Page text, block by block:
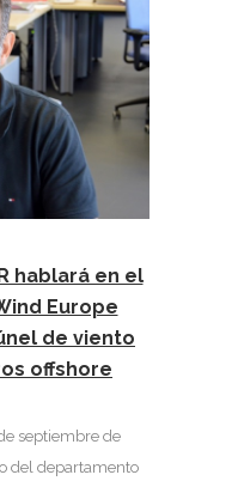
hablará en el
Europe
de viento
offshore
septiembre de
del departamento